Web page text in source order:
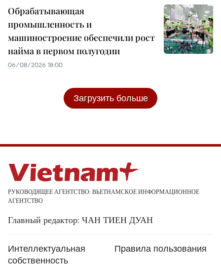
Обрабатывающая
промышленность и
машиностроение обеспечили рост
найма в первом полугодии
06/08/2026 18:00
Загрузить больше
РУКОВОДЯЩЕЕ АГЕНТСТВО: ВЬЕТНАМСКОЕ ИНФОРМАЦИОННОЕ
АГЕНТСТВО
Главный редактор: ЧАН ТИЕН ДУАН
Интеллектуальная
собственность
Правила пользования